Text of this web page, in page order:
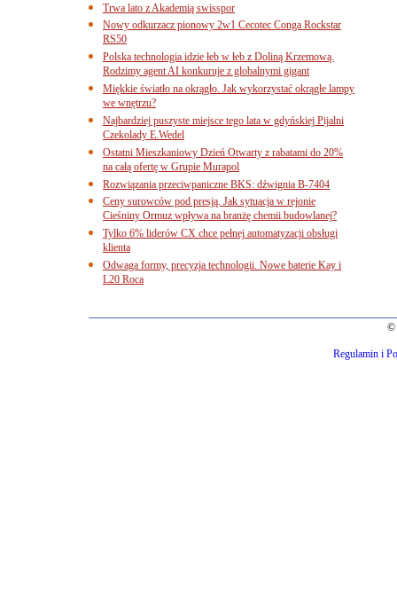
Trwa lato z Akademią swisspor
Nowy odkurzacz pionowy 2w1 Cecotec Conga Rockstar
RS50
Polska technologia idzie łeb w łeb z Doliną Krzemową.
Rodzimy agent AI konkuruje z globalnymi gigant
Miękkie światło na okrągło. Jak wykorzystać okrągłe lampy
we wnętrzu?
Najbardziej puszyste miejsce tego lata w gdyńskiej Pijalni
Czekolady E.Wedel
Ostatni Mieszkaniowy Dzień Otwarty z rabatami do 20%
na całą ofertę w Grupie Murapol
Rozwiązania przeciwpaniczne BKS: dźwignia B-7404
Ceny surowców pod presją. Jak sytuacja w rejonie
Cieśniny Ormuz wpływa na branżę chemii budowlanej?
Tylko 6% liderów CX chce pełnej automatyzacji obsługi
klienta
Odwaga formy, precyzja technologii. Nowe baterie Kay i
L20 Roca
©
Regulamin i